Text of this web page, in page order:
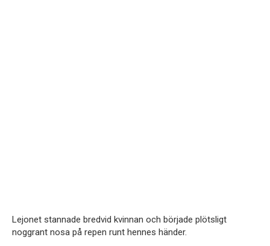
Lejonet stannade bredvid kvinnan och började plötsligt
noggrant nosa på repen runt hennes händer.